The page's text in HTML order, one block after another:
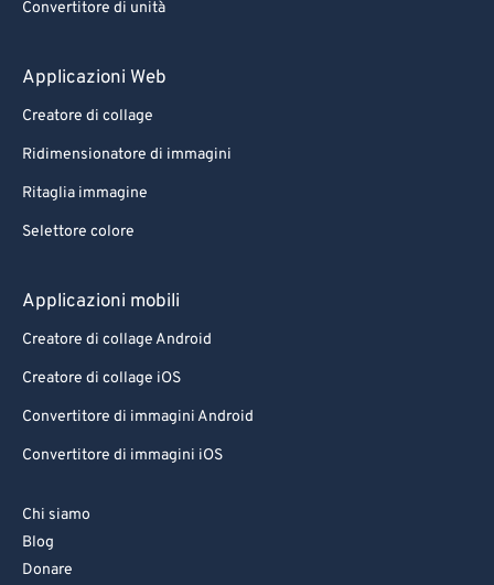
Convertitore di unità
Applicazioni Web
Creatore di collage
Ridimensionatore di immagini
Ritaglia immagine
Selettore colore
Applicazioni mobili
Creatore di collage Android
Creatore di collage iOS
Convertitore di immagini Android
Convertitore di immagini iOS
Chi siamo
Blog
Donare